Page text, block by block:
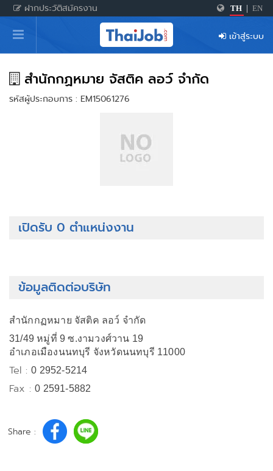
ฝากประวัติสมัครงาน TH EN
หน้าหลัก
ผู้สมัครงาน: เข้าสู่ระบบ
ฝากประวัติสมัครงาน
เกร็ดความรู้
เข้าสู่ระบบ
สำนักกฏหมาย จัสติค ลอว์ จำกัด
รหัสผู้ประกอบการ : EM15061276
เปิดรับ 0 ตำแหน่งงาน
ข้อมูลติดต่อบริษัท
สำนักกฏหมาย จัสติค ลอว์ จำกัด
31/49 หมู่ที่ 9 ซ.งามวงศ์วาน 19
อำเภอเมืองนนทบุรี จังหวัดนนทบุรี 11000
Tel :0 2952-5214
Fax :0 2591-5882
Share :